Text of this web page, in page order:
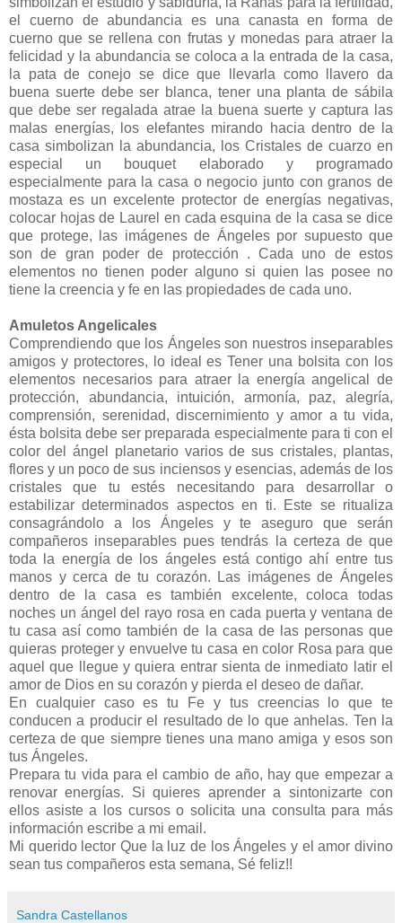
el cuerno de abundancia es una canasta en forma de
cuerno que se rellena con frutas y monedas para atraer la
felicidad y la abundancia se coloca a la entrada de la casa,
la pata de conejo se dice que llevarla como llavero da
buena suerte debe ser blanca, tener una planta de sábila
que debe ser regalada atrae la buena suerte y captura las
malas energías, los elefantes mirando hacia dentro de la
casa simbolizan la abundancia, los Cristales de cuarzo en
especial un bouquet elaborado y programado
especialmente para la casa o negocio junto con granos de
mostaza es un excelente protector de energías negativas,
colocar hojas de Laurel en cada esquina de la casa se dice
que protege, las imágenes de Ángeles por supuesto que
son de gran poder de protección . Cada uno de estos
elementos no tienen poder alguno si quien las posee no
tiene la creencia y fe en las propiedades de cada uno.
Amuletos Angelicales
Comprendiendo que los Ángeles son nuestros inseparables
amigos y protectores, lo ideal es Tener una bolsita con los
elementos necesarios para atraer la energía angelical de
protección, abundancia, intuición, armonía, paz, alegría,
comprensión, serenidad, discernimiento y amor a tu vida,
ésta bolsita debe ser preparada especialmente para ti con el
color del ángel planetario varios de sus cristales, plantas,
flores y un poco de sus inciensos y esencias, además de los
cristales que tu estés necesitando para desarrollar o
estabilizar determinados aspectos en ti. Este se ritualiza
consagrándolo a los Ángeles y te aseguro que serán
compañeros inseparables pues tendrás la certeza de que
toda la energía de los ángeles está contigo ahí entre tus
manos y cerca de tu corazón. Las imágenes de Ángeles
dentro de la casa es también excelente, coloca todas
noches un ángel del rayo rosa en cada puerta y ventana de
tu casa así como también de la casa de las personas que
quieras proteger y envuelve tu casa en color Rosa para que
aquel que llegue y quiera entrar sienta de inmediato latir el
amor de Dios en su corazón y pierda el deseo de dañar.
En cualquier caso es tu Fe y tus creencias lo que te
conducen a producir el resultado de lo que anhelas. Ten la
certeza de que siempre tienes una mano amiga y esos son
tus Ángeles.
Prepara tu vida para el cambio de año, hay que empezar a
renovar energías. Si quieres aprender a sintonizarte con
ellos asiste a los cursos o solicita una consulta para más
información escribe a mi email.
Mi querido lector Que la luz de los Ángeles y el amor divino
sean tus compañeros esta semana, Sé feliz!!
Sandra Castellanos